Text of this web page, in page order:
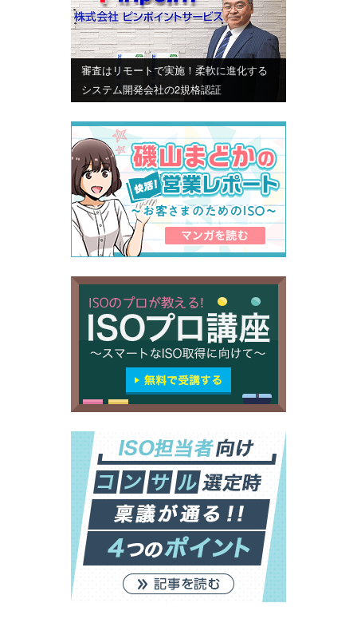
審査はリモートで実施！柔軟に進化する
システム開発会社の2規格認証